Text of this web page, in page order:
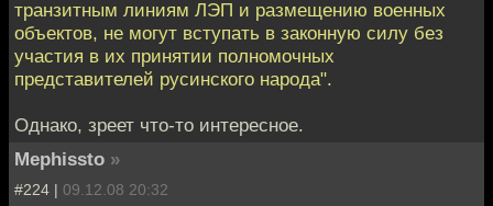
транзитным линиям ЛЭП и размещению военных
объектов, не могут вступать в законную силу без
участия в их принятии полномочных
представителей русинского народа".
Однако, зреет что-то интересное.
Mephissto »
#224 | 09.12.08 20:32